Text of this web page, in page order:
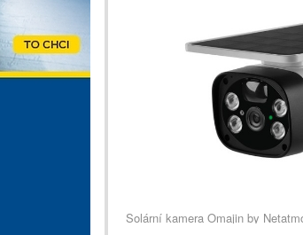
Solární kamera Omajin by